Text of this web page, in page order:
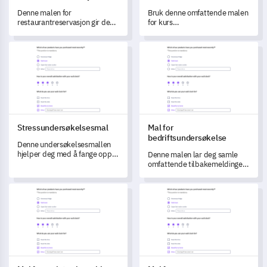
Denne malen for
restaurantreservasjon gir deg
forbedre gjestenes
reservasjon- og spiserfaringer.
Bruk denne omfattende malen
for kurs
samle inn viktig data om
lærernes erfaringer.
Stressundersøkelsesmal
Stressundersøkelsesmal
Denne undersøkelsesmallen
hjelper deg med å fange opp
arbeidsmiljø.
Mal for bedriftsundersøkelse
Mal for
bedriftsundersøkelse
Denne malen lar deg samle
omfattende tilbakemeldinger
arbeidsmiljø og
ledelseseffektivitet.
Mal for registreringsskjema for bibliotek
Mal for